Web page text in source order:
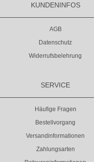
KUNDENINFOS
AGB
Datenschutz
Widerrufsbelehrung
SERVICE
Häufige Fragen
Bestellvorgang
Versandinformationen
Zahlungsarten